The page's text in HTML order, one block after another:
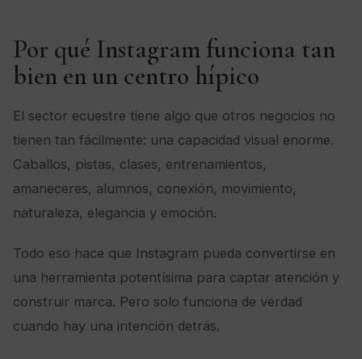
Por qué Instagram funciona tan
bien en un centro hípico
El sector ecuestre tiene algo que otros negocios no
tienen tan fácilmente: una capacidad visual enorme.
Caballos, pistas, clases, entrenamientos,
amaneceres, alumnos, conexión, movimiento,
naturaleza, elegancia y emoción.
Todo eso hace que Instagram pueda convertirse en
una herramienta potentísima para captar atención y
construir marca. Pero solo funciona de verdad
cuando hay una intención detrás.